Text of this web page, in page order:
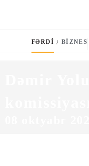
FƏRDİ / BİZNES